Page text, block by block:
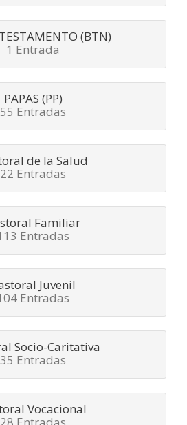
(BTN)
1 Entrada
PAPAS (PP)
55 Entradas
de la Salud
22 Entradas
Familiar
Entradas
Juvenil
Entradas
Socio-Caritativa
35 Entradas
Vocacional